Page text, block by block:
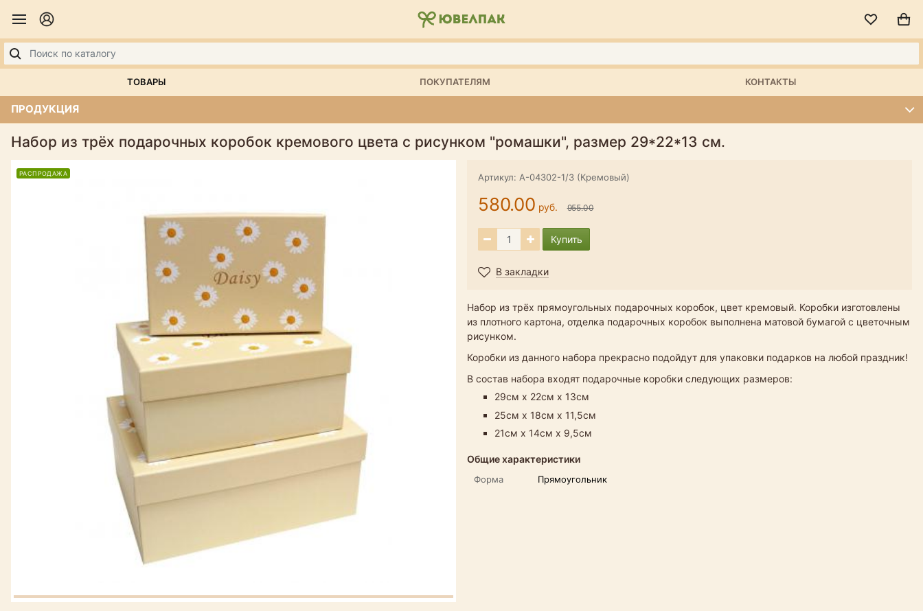
ТОВАРЫ ПОКУПАТЕЛЯМ КОНТАКТЫ
ПРОДУКЦИЯ
Набор из трёх подарочных коробок кремового цвета с рисунком "ромашки", размер 29*22*13 см.
РАСПРОДАЖА Артикул: А-04302-1/3 (Кремовый)
580.00 руб. 955.00
Купить
В закладки
Набор из трёх прямоугольных подарочных коробок, цвет кремовый. Коробки изготовлены
из плотного картона, отделка подарочных коробок выполнена матовой бумагой с цветочным
рисунком.
Коробки из данного набора прекрасно подойдут для упаковки подарков на любой праздник!
В состав набора входят подарочные коробки следующих размеров:
29см х 22см х 13см
25см х 18см х 11,5см
21см х 14см х 9,5см
Общие характеристики
Форма Прямоугольник